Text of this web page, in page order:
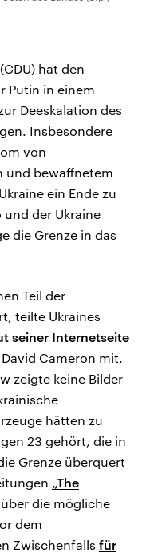
hat den
Putin in einem
Deeskalation des
Insbesondere
von
und bewaffnetem
ein Ende zu
der Ukraine
die Grenze in das
Teil der
teilte Ukraines
seiner Internetseite
Cameron mit.
zeigte keine Bilder
hätten zu
23 gehört, die in
Grenze überquert
„The
über die mögliche
dem
Zwischenfalls für